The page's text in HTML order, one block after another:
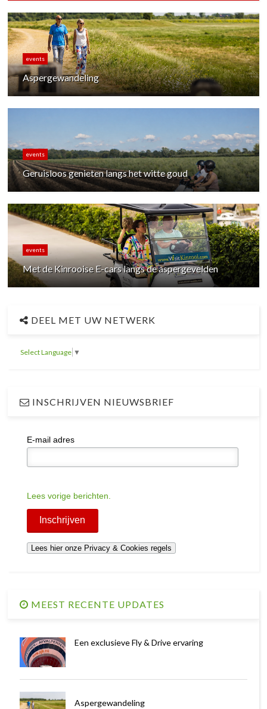
events
Aspergewandeling
events
Geruisloos genieten langs het witte goud
events
Met de Kinrooise E-cars langs de aspergevelden
DEEL MET UW NETWERK
Select Language ▼
INSCHRIJVEN NIEUWSBRIEF
E-mail adres
Lees vorige berichten.
MEEST RECENTE UPDATES
Een exclusieve Fly & Drive ervaring
Aspergewandeling